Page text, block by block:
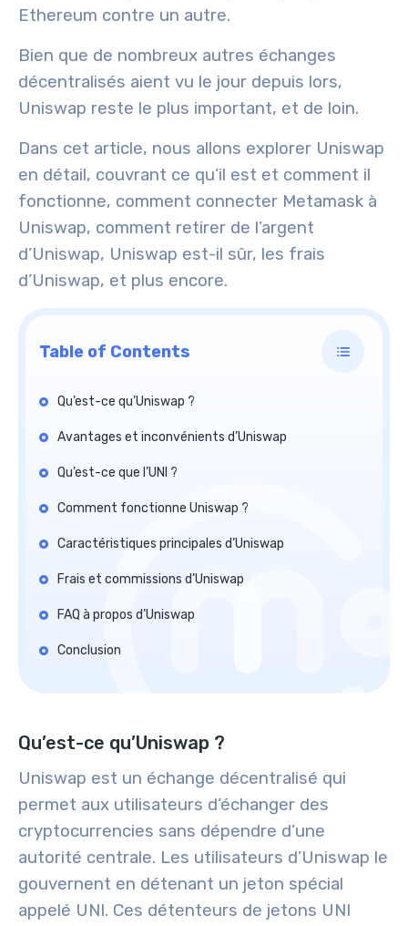
Ethereum contre un autre.
Bien que de nombreux autres échanges
décentralisés aient vu le jour depuis lors,
Uniswap reste le plus important, et de loin.
Dans cet article, nous allons explorer Uniswap
en détail, couvrant ce qu’il est et comment il
fonctionne, comment connecter Metamask à
Uniswap, comment retirer de l’argent
d’Uniswap, Uniswap est-il sûr, les frais
d’Uniswap, et plus encore.
Table of Contents
Qu’est-ce qu’Uniswap ?
Avantages et inconvénients d’Uniswap
Qu’est-ce que l’UNI ?
Comment fonctionne Uniswap ?
Caractéristiques principales d’Uniswap
Frais et commissions d’Uniswap
FAQ à propos d’Uniswap
Conclusion
Qu’est-ce qu’Uniswap ?
Uniswap est un échange décentralisé qui
permet aux utilisateurs d’échanger des
cryptocurrencies sans dépendre d’une
autorité centrale. Les utilisateurs d’Uniswap le
gouvernent en détenant un jeton spécial
appelé UNI. Ces détenteurs de jetons UNI